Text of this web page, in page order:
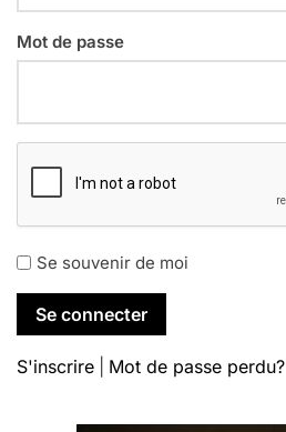
Mot de passe
Se souvenir de moi
S'inscrire Mot de passe perdu?